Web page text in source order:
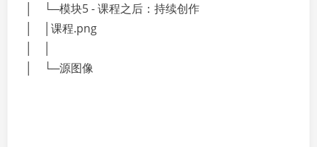
│ └─模块5 - 课程之后：持续创作
│ │课程.png
│ └─源图像